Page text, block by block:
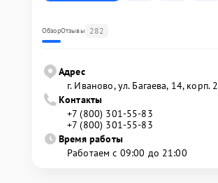
ОбзорОтзывы 282
Адрес
г. Иваново, ул. Багаева, 14, корп. 2
Контакты
+7 (800) 301-55-83
+7 (800) 301-55-83
Время работы
Работаем с 09:00 до 21:00